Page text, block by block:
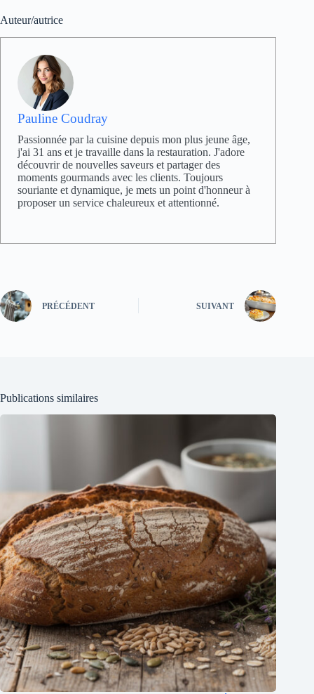
Auteur/autrice
Pauline Coudray
Passionnée par la cuisine depuis mon plus jeune âge,
j'ai 31 ans et je travaille dans la restauration. J'adore
découvrir de nouvelles saveurs et partager des
moments gourmands avec les clients. Toujours
souriante et dynamique, je mets un point d'honneur à
proposer un service chaleureux et attentionné.
PRÉCÉDENT SUIVANT
Publications similaires